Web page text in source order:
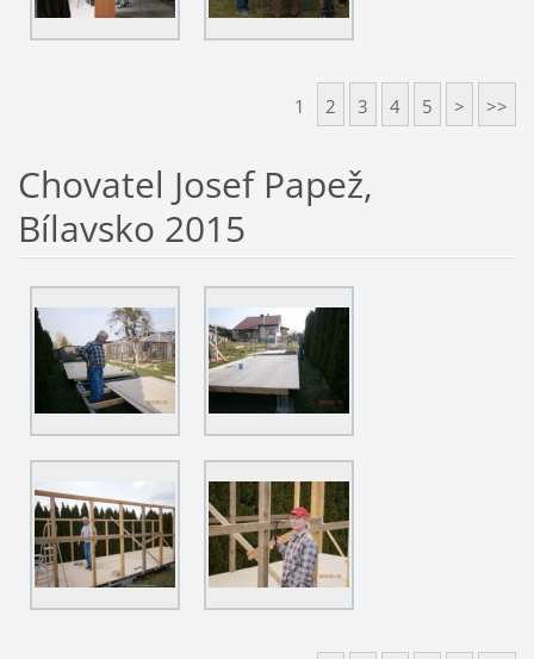
1 2 3 4 5 > >>
Chovatel Josef Papež,
Bílavsko 2015